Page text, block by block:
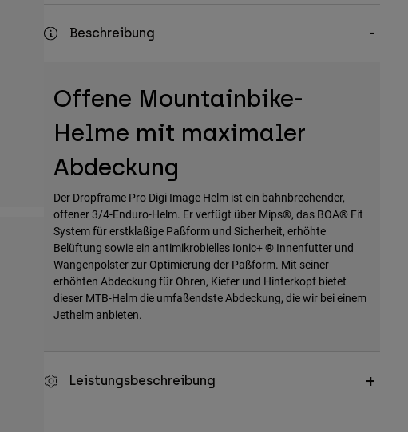
Beschreibung
Offene Mountainbike-
Helme mit maximaler
Abdeckung
Der Dropframe Pro Digi Image Helm ist ein bahnbrechender,
offener 3/4-Enduro-Helm. Er verfügt über Mips®, das BOA® Fit
System für erstklaßige Paßform und Sicherheit, erhöhte
Belüftung sowie ein antimikrobielles Ionic+ ® Innenfutter und
Wangenpolster zur Optimierung der Paßform. Mit seiner
erhöhten Abdeckung für Ohren, Kiefer und Hinterkopf bietet
dieser MTB-Helm die umfaßendste Abdeckung, die wir bei einem
Jethelm anbieten.
Leistungsbeschreibung